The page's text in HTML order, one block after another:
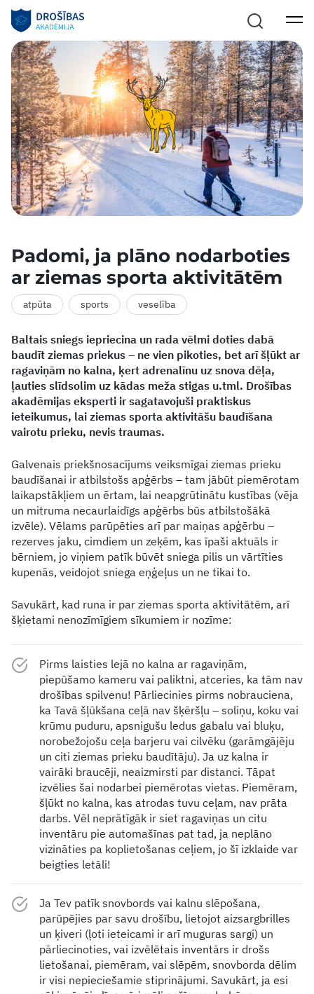
Padomi, ja plāno nodarboties
ar ziemas sporta aktivitātēm
atpūta sports veselība
Baltais sniegs iepriecina un rada vēlmi doties dabā
baudīt ziemas priekus – ne vien pikoties, bet arī šļūkt ar
ragaviņām no kalna, ķert adrenalīnu uz snova dēļa,
ļauties slīdsolim uz kādas meža stigas u.tml. Drošības
akadēmijas eksperti ir sagatavojuši praktiskus
ieteikumus, lai ziemas sporta aktivitāšu baudīšana
vairotu prieku, nevis traumas.
Galvenais priekšnosacījums veiksmīgai ziemas prieku
baudīšanai ir atbilstošs apģērbs – tam jābūt piemērotam
laikapstākļiem un ērtam, lai neapgrūtinātu kustības (vēja
un mitruma necaurlaidīgs apģērbs būs atbilstošākā
izvēle). Vēlams parūpēties arī par maiņas apģērbu –
rezerves jaku, cimdiem un zeķēm, kas īpaši aktuāls ir
bērniem, jo viņiem patīk būvēt sniega pilis un vārtīties
kupenās, veidojot sniega eņģeļus un ne tikai to.
Savukārt, kad runa ir par ziemas sporta aktivitātēm, arī
šķietami nenozīmīgiem sīkumiem ir nozīme:
Pirms laisties lejā no kalna ar ragaviņām,
piepūšamo kameru vai paliktni, atceries, ka tām nav
drošības spilvenu! Pārliecinies pirms nobrauciena,
ka Tavā šļūkšana ceļā nav šķēršļu – soliņu, koku vai
krūmu puduru, apsnigušu ledus gabalu vai bluķu,
norobežojošu ceļa barjeru vai cilvēku (garāmgājēju
un citi ziemas prieku baudītāju). Ja uz kalna ir
vairāki braucēji, neaizmirsti par distanci. Tāpat
izvēlies šai nodarbei piemērotas vietas. Piemēram,
šļūkt no kalna, kas atrodas tuvu ceļam, nav prāta
darbs. Vēl neprātīgāk ir siet ragaviņas un citu
inventāru pie automašīnas pat tad, ja neplāno
vizināties pa koplietošanas ceļiem, jo šī izklaide var
beigties letāli!
Ja Tev patīk snovbords vai kalnu slēpošana,
parūpējies par savu drošību, lietojot aizsargbrilles
un ķiveri (ļoti ieteicami ir arī muguras sargi) un
pārliecinoties, vai izvēlētais inventārs ir drošs
lietošanai, piemēram, vai slēpēm, snovborda dēlim
ir visi nepieciešamie stiprinājumi. Savukārt, ja esi